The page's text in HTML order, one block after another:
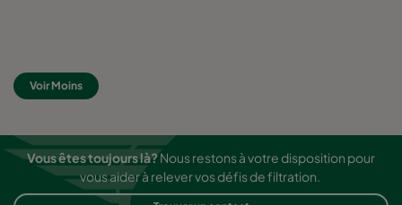
Voir Moins
Vous êtes toujours là?Nous restons à votre disposition pour
vous aider à relever vos défis de filtration.